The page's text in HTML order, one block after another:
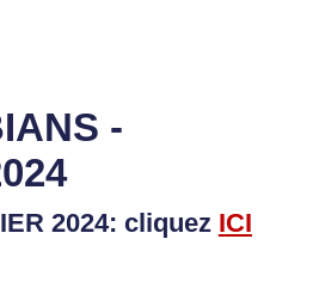
-
2024: cliquez ICI